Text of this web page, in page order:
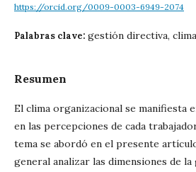
https://orcid.org/0009-0003-6949-2074
Palabras clave: gestión directiva,
Resumen
El clima organizacional se manifiesta
en las percepciones de cada
tema se abordó en el presente
general analizar las dimensiones de